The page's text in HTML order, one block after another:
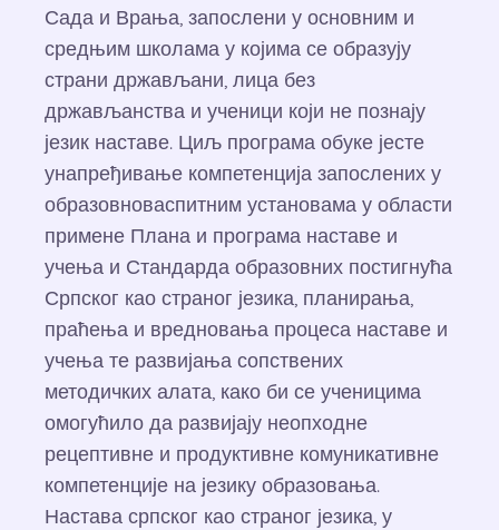
Сада и Врања, запослени у основним и
средњим школама у којима се образују
страни држављани, лица без
држављанства и ученици који не познају
језик наставе. Циљ програма обуке јесте
унапређивање компетенција запослених у
образовноваспитним установама у области
примене Плана и програма наставе и
учења и Стандарда образовних постигнућа
Српског као страног језика, планирања,
праћења и вредновања процеса наставе и
учења те развијања сопствених
методичких алата, како би се ученицима
омогућило да развијају неопходне
рецептивне и продуктивне комуникативне
компетенције на језику образовања.
Настава српског као страног језика, у